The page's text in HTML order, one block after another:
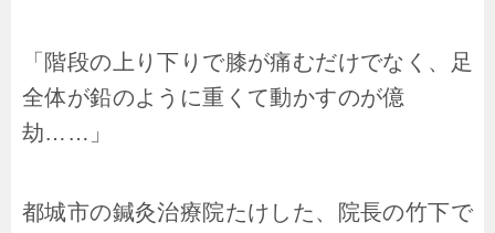
「階段の上り下りで膝が痛むだけでなく、足
全体が鉛のように重くて動かすのが億
劫……」
都城市の鍼灸治療院たけした、院長の竹下で